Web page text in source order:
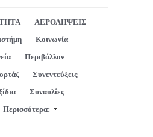
ΑΕΡΟΛΗΨΕΙΣ
Κοινωνία
Περιβάλλον
Συνεντεύξεις
Συναυλίες
Περισσότερα: